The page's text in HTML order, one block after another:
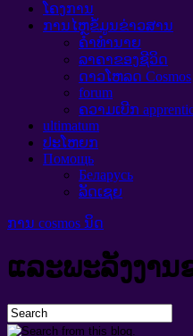
ໂຄງການ
ການໄຫຼຂໍ້ມູນຂ່າວສານ
ຄໍາທໍານາຍ
ລາຄາຂອງຊີວິດ
ດາວໂຫລດ Cosmos
forum
ຄວາມເບີກ
ultimatum
ປະໂຫຍກ
Помощь
Беларусь
ລັດເຊຍ
ການ cosmos ນິດ
ແລະພະລັງງາ